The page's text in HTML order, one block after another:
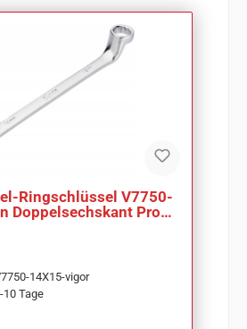
Ringschlüssel V7750-
Doppelsechskant Profil
14X15-vigor
Tage